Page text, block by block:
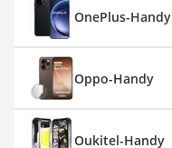
OnePlus-Handy
Oppo-Handy
Oukitel-Handy